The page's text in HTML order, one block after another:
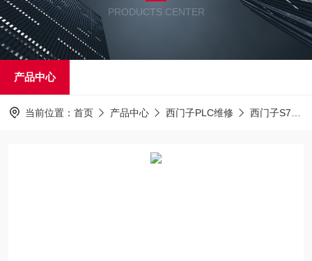
PRODUCTS CENTER
产品中心
当前位置： 首页 产品中心 西门子PLC维修 西门子S7-1500PLC解密